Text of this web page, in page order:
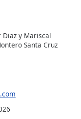
Diaz y Mariscal
Santa Cruz